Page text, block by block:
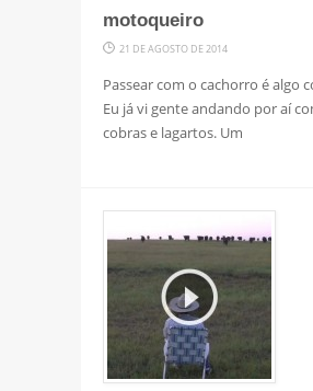
motoqueiro
21 DE AGOSTO DE 2014
Passear com o cachorro é algo
Eu já vi gente andando por aí
cobras e lagartos. Um